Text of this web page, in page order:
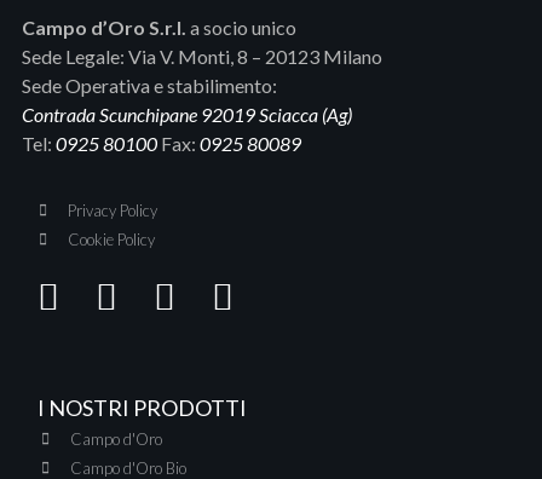
Campo d’Oro S.r.l. a socio unico
Sede Legale: Via V. Monti, 8 – 20123 Milano
Sede Operativa e stabilimento:
Contrada Scunchipane 92019 Sciacca (Ag)
Tel: 0925 80100 Fax: 0925 80089
Privacy Policy
Cookie Policy
I NOSTRI PRODOTTI
Campo d'Oro
Campo d'Oro Bio